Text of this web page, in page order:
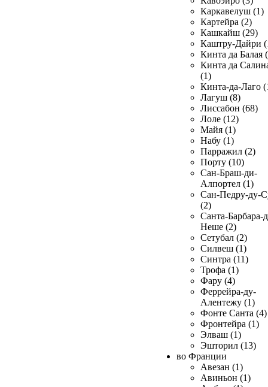
Каркавелуш (1)
Картейра (2)
Кашкайш (29)
Каштру-Дайри
Кинта да Балая
Кинта да
(1)
Кинта-да-Лаго
Лагуш (8)
Лиссабон (68)
Лоле (12)
Майя (1)
Набу (1)
Парражил (2)
Порту (10)
Сан-Браш-ди-
Алпортел (1)
Сан-Педру-ду-
(2)
Санта-Барбара-
Неше (2)
Сетубал (2)
Силвеш (1)
Синтра (11)
Трофа (1)
Фару (4)
Феррейра-ду-
Алентежу (1)
Фонте Санта (4)
Фронтейра (1)
Элваш (1)
Эшторил (13)
во Франции
Авезан (1)
Авиньон (1)